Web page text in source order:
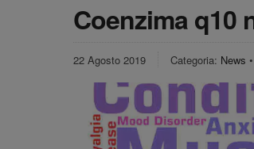
Coenzima q10
22 Agosto 2019 Categoria: News •